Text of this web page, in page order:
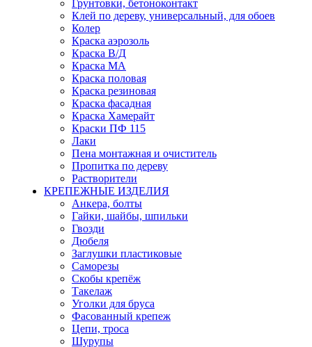
Грунтовки, бетоноконтакт
Клей по дереву, универсальный, для обоев
Колер
Краска аэрозоль
Краска В/Д
Краска МА
Краска половая
Краска резиновая
Краска фасадная
Краска Хамерайт
Краски ПФ 115
Лаки
Пена монтажная и очиститель
Пропитка по дереву
Растворители
КРЕПЕЖНЫЕ ИЗДЕЛИЯ
Анкера, болты
Гайки, шайбы, шпильки
Гвозди
Дюбеля
Заглушки пластиковые
Саморезы
Скобы крепёж
Такелаж
Уголки для бруса
Фасованный крепеж
Цепи, троса
Шурупы